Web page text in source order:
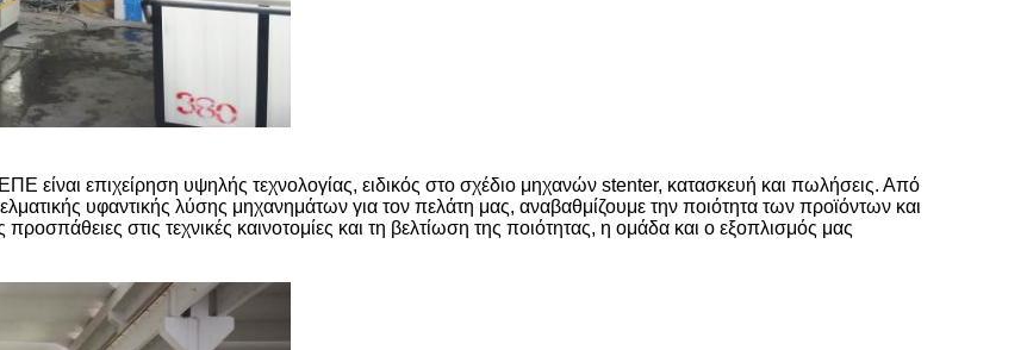
είναι επιχείρηση υψηλής τεχνολογίας, ειδικός στο σχέδιο μηχανών stenter, κατασκευή και πωλήσεις. Από
υφαντικής λύσης μηχανημάτων για τον πελάτη μας, αναβαθμίζουμε την ποιότητα των προϊόντων και
προσπάθειες στις τεχνικές καινοτομίες και τη βελτίωση της ποιότητας, η ομάδα και ο εξοπλισμός μας